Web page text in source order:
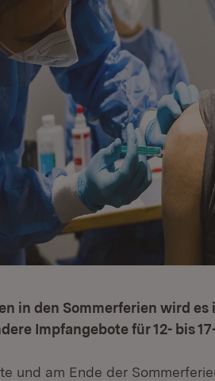
in den Sommerferien wird
Impfangebote für 12- bis
und am Ende der